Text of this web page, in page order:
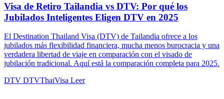
Visa de Retiro Tailandia vs DTV: Por qué los
Jubilados Inteligentes Eligen DTV en 2025
El Destination Thailand Visa (DTV) de Tailandia ofrece a los
jubilados más flexibilidad financiera, mucha menos burocracia y una
verdadera libertad de viaje en comparación con el visado de
jubilación tradicional. Aquí está la comparación completa para 2025.
DTV DTVThaiVisa Leer